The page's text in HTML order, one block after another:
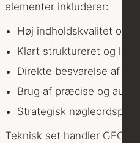
elementer inkluderer:
Høj indholdskvalitet og
Klart struktureret og let
Direkte besvarelse af
Brug af præcise og
Strategisk
Teknisk set handler GEO